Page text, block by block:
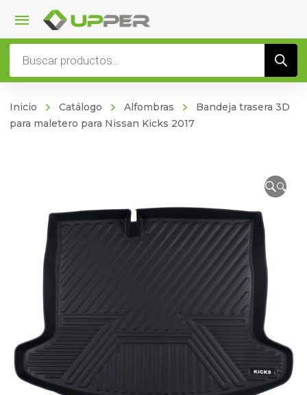
Inicio Catálogo Alfombras
Bandeja trasera 3D
para maletero para Nissan Kicks 2017
🔍